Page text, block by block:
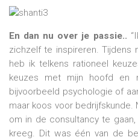
En dan nu over je passie..
zichzelf te inspireren. Tijdens
heb ik telkens rationeel
keuzes met mijn hoofd en
bijvoorbeeld psychologie of
maar koos voor
om in de consultancy te
kreeg. Dit was één van de